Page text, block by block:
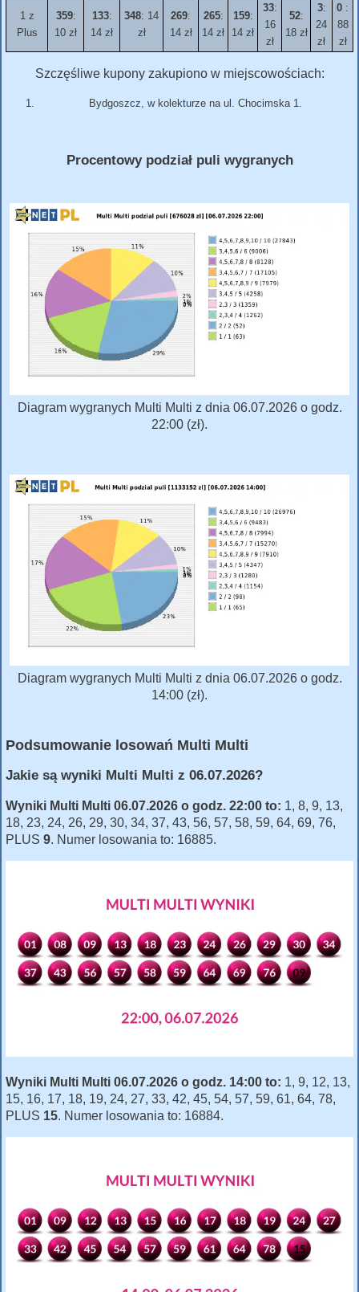
1 z
Plus
359:
10 zł
133:
14 zł
348: 14
zł
269:
14 zł
265:
14 zł
159:
14 zł
33:
16
zł
52:
18 zł
3:
24
zł
0 :
88
zł
Szczęśliwe kupony zakupiono w miejscowościach:
Bydgoszcz, w kolekturze na ul. Chocimska 1.
Procentowy podział puli wygranych
Diagram wygranych Multi Multi z dnia 06.07.2026 o godz.
22:00 (zł).
Diagram wygranych Multi Multi z dnia 06.07.2026 o godz.
14:00 (zł).
Podsumowanie losowań Multi Multi
Jakie są wyniki Multi Multi z 06.07.2026?
Wyniki Multi Multi 06.07.2026 o godz. 22:00 to: 1, 8, 9, 13,
18, 23, 24, 26, 29, 30, 34, 37, 43, 56, 57, 58, 59, 64, 69, 76,
PLUS 9. Numer losowania to: 16885.
Wyniki Multi Multi 06.07.2026 o godz. 14:00 to: 1, 9, 12, 13,
15, 16, 17, 18, 19, 24, 27, 33, 42, 45, 54, 57, 59, 61, 64, 78,
PLUS 15. Numer losowania to: 16884.